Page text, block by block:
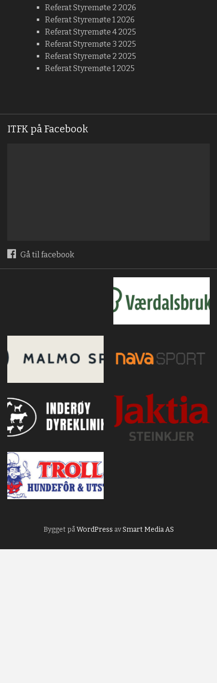
Referat Styremøte 2 2026
Referat Styremøte 1 2026
Referat Styremøte 4 2025
Referat Styremøte 3 2025
Referat Styremøte 2 2025
Referat Styremøte 1 2025
ITFK på Facebook
Gå til facebook
Bygget påWordPress avSmart Media AS